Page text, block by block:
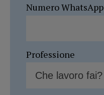
Numero WhatsApp
Professione